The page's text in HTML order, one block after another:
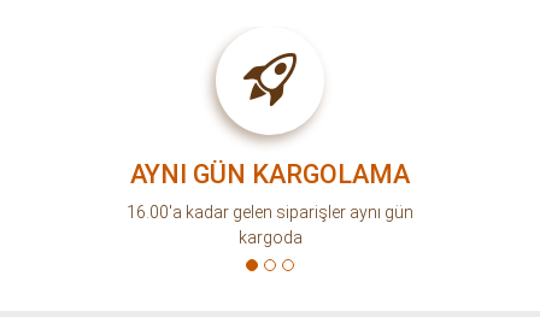
AYNI GÜN KARGOLAMA
16.00'a kadar gelen siparişler aynı gün
kargoda